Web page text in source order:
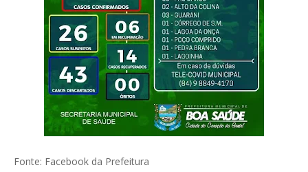
Fonte: Facebook da Prefeitura